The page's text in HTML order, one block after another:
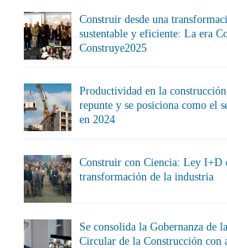
Construir desde una
sustentable y eficiente: La era
Construye2025
Productividad en la
repunte y se posiciona como el
en 2024
Construir con Ciencia: Ley I+D
transformación de la industria
Se consolida la Gobernanza de
Circular de la Construcción con